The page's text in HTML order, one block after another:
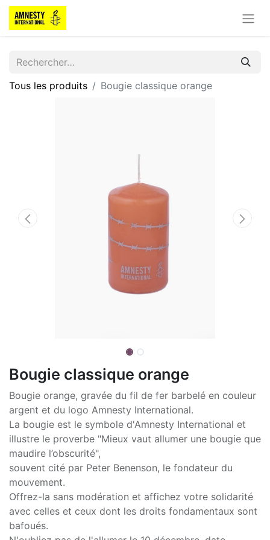
Tous les produits Bougie classique orange
Bougie classique orange
Bougie orange, gravée du fil de fer barbelé en couleur
argent et du logo Amnesty International.
La bougie est le symbole d'Amnesty International et
illustre le proverbe "Mieux vaut allumer une bougie que
maudire l’obscurité",
souvent cité par Peter Benenson, le fondateur du
mouvement.
Offrez-la sans modération et affichez votre solidarité
avec celles et ceux dont les droits fondamentaux sont
bafoués.